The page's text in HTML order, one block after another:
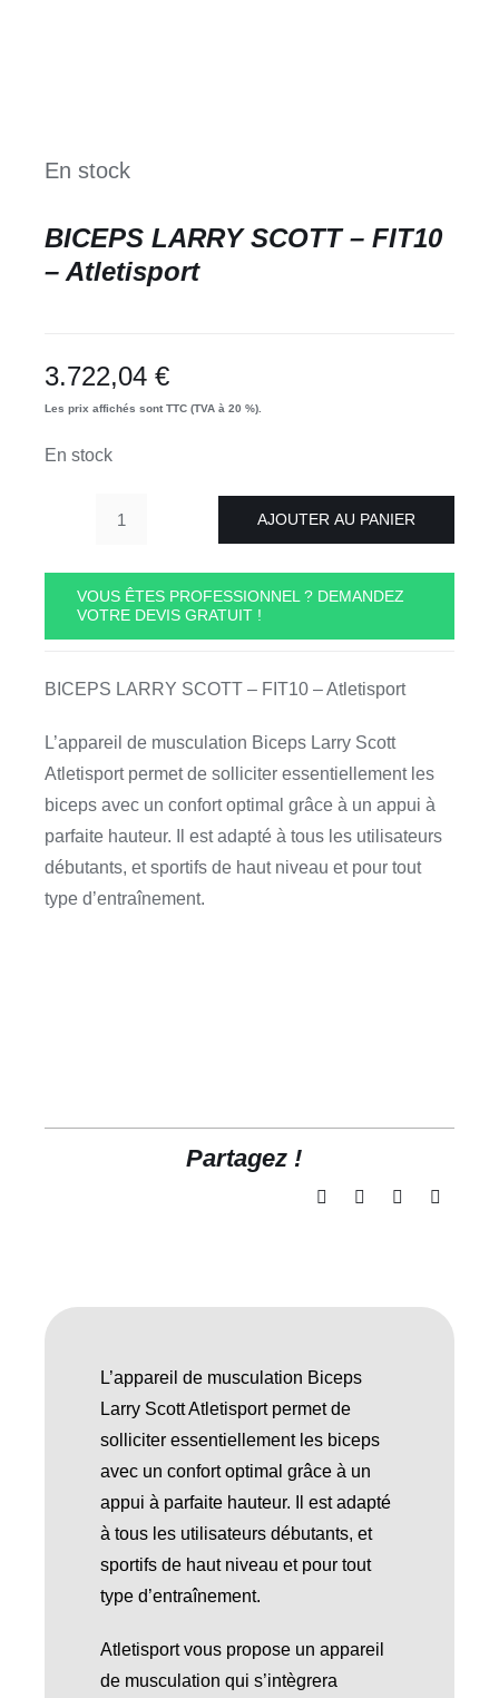
En stock
BICEPS LARRY SCOTT – FIT10
– Atletisport
3.722,04 €
Les prix affichés sont TTC (TVA à 20 %).
En stock
quantité
BICEPS
LARRY
-
Atletisport
AJOUTER AU PANIER
VOUS ÊTES PROFESSIONNEL ? DEMANDEZ
VOTRE DEVIS GRATUIT !
BICEPS LARRY SCOTT – FIT10 – Atletisport
L’appareil de musculation Biceps Larry Scott
Atletisport permet de solliciter essentiellement les
biceps avec un confort optimal grâce à un appui à
parfaite hauteur. Il est adapté à tous les utilisateurs
débutants, et sportifs de haut niveau et pour tout
type d’entraînement.
Partagez !
L’appareil de musculation Biceps
Larry Scott Atletisport permet de
solliciter essentiellement les biceps
avec un confort optimal grâce à un
appui à parfaite hauteur. Il est adapté
à tous les utilisateurs débutants, et
sportifs de haut niveau et pour tout
type d’entraînement.
Atletisport vous propose un appareil
de musculation qui s’intègrera